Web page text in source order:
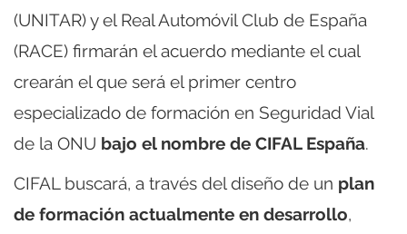
(UNITAR) y el Real Automóvil Club de España
(RACE) firmarán el acuerdo mediante el cual
crearán el que será el primer centro
especializado de formación en Seguridad Vial
de la ONU bajo el nombre de CIFAL España.
CIFAL buscará, a través del diseño de un plan
de formación actualmente en desarrollo,